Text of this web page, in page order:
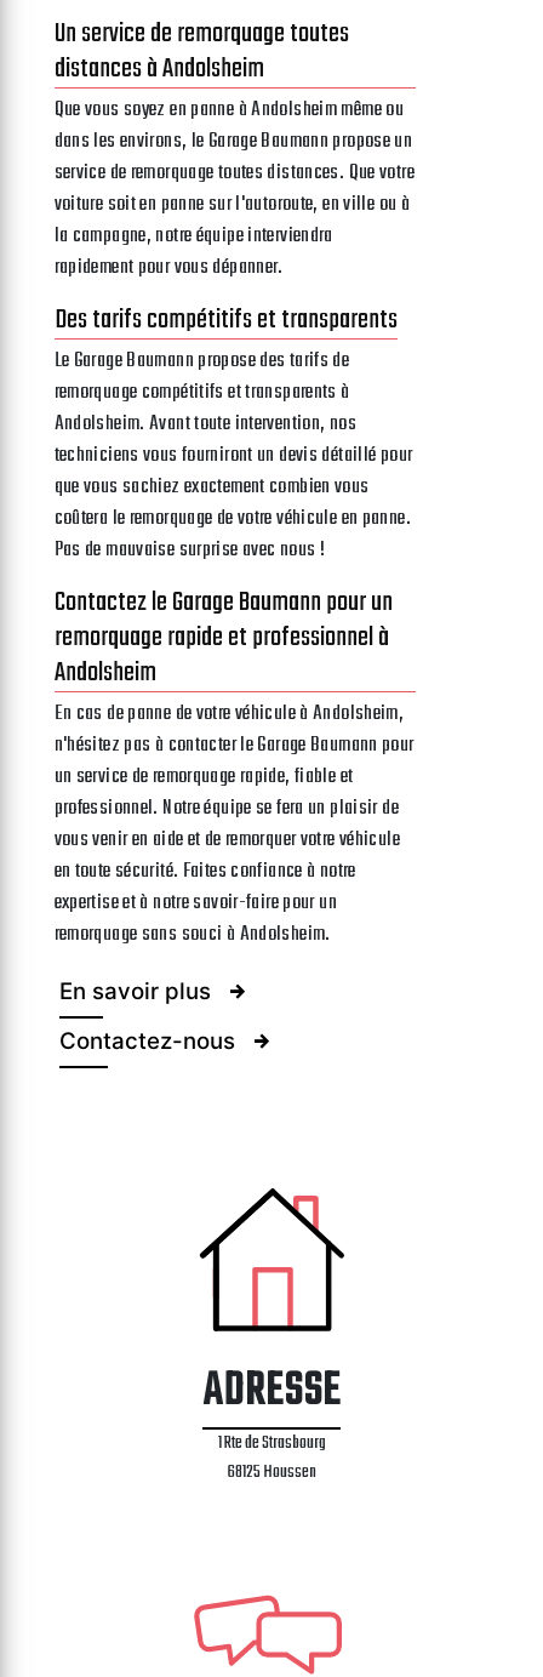
Un service de remorquage toutes
distances à Andolsheim
Que vous soyez en panne à Andolsheim même ou
dans les environs, le Garage Baumann propose un
service de remorquage toutes distances. Que votre
voiture soit en panne sur l'autoroute, en ville ou à
la campagne, notre équipe interviendra
rapidement pour vous dépanner.
Des tarifs compétitifs et transparents
Le Garage Baumann propose des tarifs de
remorquage compétitifs et transparents à
Andolsheim. Avant toute intervention, nos
techniciens vous fourniront un devis détaillé pour
que vous sachiez exactement combien vous
coûtera le remorquage de votre véhicule en panne.
Pas de mauvaise surprise avec nous !
Contactez le Garage Baumann pour un
remorquage rapide et professionnel à
Andolsheim
En cas de panne de votre véhicule à Andolsheim,
n'hésitez pas à contacter le Garage Baumann pour
un service de remorquage rapide, fiable et
professionnel. Notre équipe se fera un plaisir de
vous venir en aide et de remorquer votre véhicule
en toute sécurité. Faites confiance à notre
expertise et à notre savoir-faire pour un
remorquage sans souci à Andolsheim.
En savoir plus
Contactez-nous
ADRESSE
1 Rte de Strasbourg
68125 Houssen